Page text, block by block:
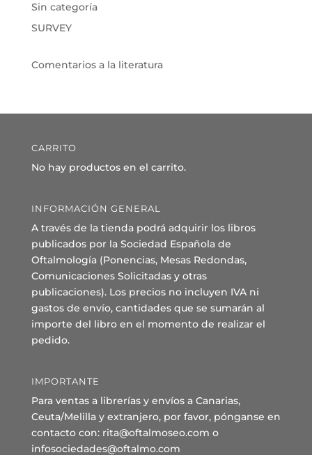
Sin categoría
SURVEY
Comentarios a la literatura
CARRITO
No hay productos en el carrito.
INFORMACIÓN GENERAL
A través de la tienda podrá adquirir los libros
publicados por la Sociedad Española de
Oftalmología (Ponencias, Mesas Redondas,
Comunicaciones Solicitadas y otras
publicaciones). Los precios no incluyen IVA ni
gastos de envío, cantidades que se sumarán al
importe del libro en el momento de realizar el
pedido.
IMPORTANTE
Para ventas a librerías y envíos a Canarias,
Ceuta/Melilla y extranjero, por favor, pónganse en
contacto con: rita@oftalmoseo.com o
infosociedades@oftalmo.com